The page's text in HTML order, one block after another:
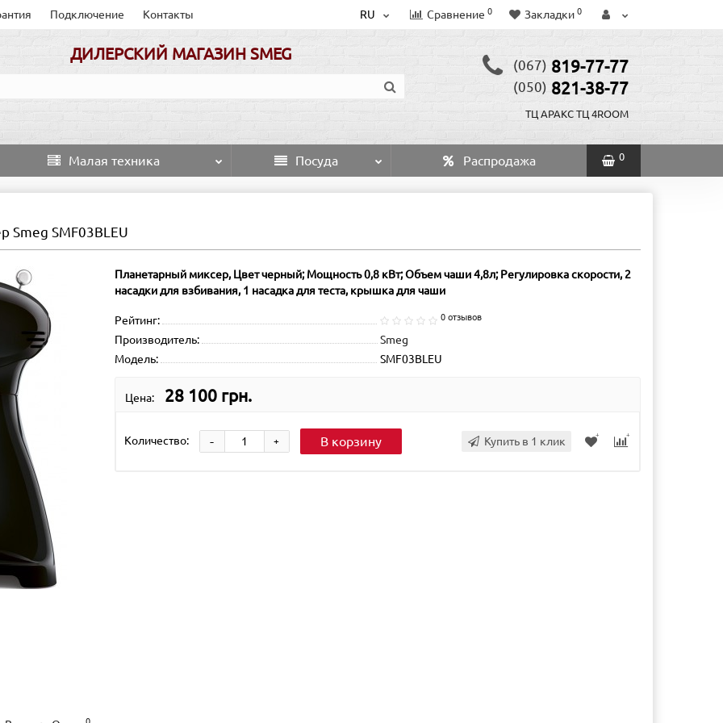
Подключение Контакты RU Сравнение 0 Закладки 0
ДИЛЕРСКИЙ МАГАЗИН SMEG
(067) 819-77-77
(050) 821-38-77
ТЦ АРАКС ТЦ 4ROOM
Малая техника Посуда Распродажа 0
Smeg SMF03BLEU
Планетарный миксер, Цвет черный; Мощность 0,8 кВт; Объем чаши 4,8л; Регулировка скорости, 2
насадки для взбивания, 1 насадка для теста, крышка для чаши
Рейтинг: 0 отзывов
Производитель:
Smeg
Модель:
SMF03BLEU
Цена: 28 100 грн.
Количество: +
- В корзину Купить в 1 клик